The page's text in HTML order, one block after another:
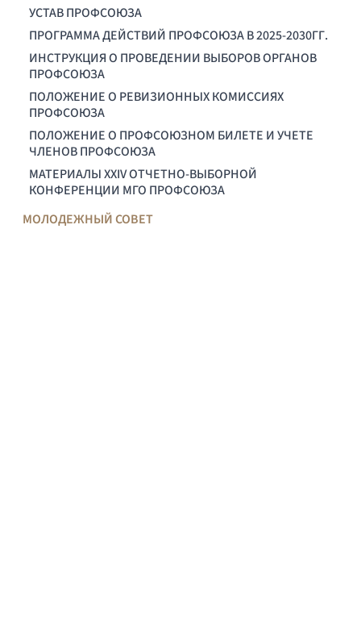
УСТАВ ПРОФСОЮЗА
ПРОГРАММА ДЕЙСТВИЙ ПРОФСОЮЗА В 2025-2030ГГ.
ИНСТРУКЦИЯ О ПРОВЕДЕНИИ ВЫБОРОВ ОРГАНОВ
ПРОФСОЮЗА
ПОЛОЖЕНИЕ О РЕВИЗИОННЫХ КОМИССИЯХ
ПРОФСОЮЗА
ПОЛОЖЕНИЕ О ПРОФСОЮЗНОМ БИЛЕТЕ И УЧЕТЕ
ЧЛЕНОВ ПРОФСОЮЗА
МАТЕРИАЛЫ XXIV ОТЧЕТНО-ВЫБОРНОЙ
КОНФЕРЕНЦИИ МГО ПРОФСОЮЗА
МОЛОДЕЖНЫЙ СОВЕТ